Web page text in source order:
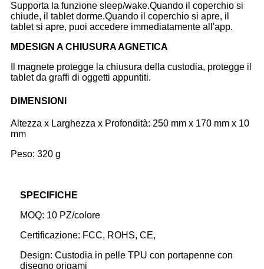
Supporta la funzione sleep/wake.Quando il coperchio si
chiude, il tablet dorme.Quando il coperchio si apre, il
tablet si apre, puoi accedere immediatamente all'app.
M DESIGN A CHIUSURA AGNETICA
Il magnete protegge la chiusura della custodia, protegge il
tablet da graffi di oggetti appuntiti.
DIMENSIONI
Altezza x Larghezza x Profondità: 250 mm x 170 mm x 10
mm
Peso: 320 g
SPECIFICHE
MOQ: 10 PZ/colore
Certificazione: FCC, ROHS, CE,
Design: Custodia in pelle TPU con portapenne con
disegno origami